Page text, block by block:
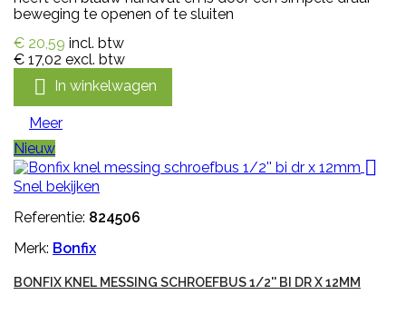
beweging te openen of te sluiten
€ 20,59 incl. btw
€ 17,02 excl. btw
 In winkelwagen
Meer
Nieuw

Snel bekijken
Referentie: 824506
Merk: Bonfix
BONFIX KNEL MESSING SCHROEFBUS 1/2'' BI DR X 12MM